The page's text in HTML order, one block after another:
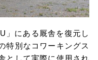
」にある厩舎を復元し
特別なコワーキングス
として実際に使用され